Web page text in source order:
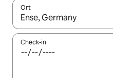
Ort
Wenn Ergebnisse
Check-in